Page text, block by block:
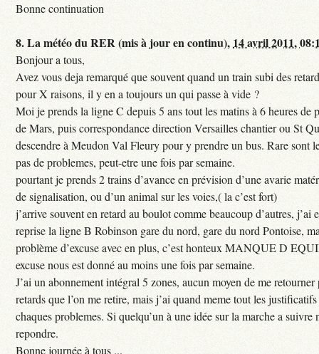
Bonne continuation
8.La météo du RER (mis à jour en continu), 14 avril 2011,
Bonjour a tous,
Avez vous deja remarqué que souvent quand un train subi des
pour X raisons, il y en a toujours un qui passe à vide ?
Moi je prends la ligne C depuis 5 ans tout les matins à 6 heures de
de Mars, puis correspondance direction Versailles chantier ou St
descendre à Meudon Val Fleury pour y prendre un bus. Rare sont
pas de problemes, peut-etre une fois par semaine.
pourtant je prends 2 trains d’avance en prévision d’une avarie
de signalisation, ou d’un animal sur les voies,( la c’est fort)
j’arrive souvent en retard au boulot comme beaucoup d’autres, j’ai
reprise la ligne B Robinson gare du nord, gare du nord Pontoise,
problème d’excuse avec en plus, c’est honteux MANQUE D
excuse nous est donné au moins une fois par semaine.
J’ai un abonnement intégral 5 zones, aucun moyen de me
retards que l’on me retire, mais j’ai quand meme tout les
chaques problemes. Si quelqu’un à une idée sur la marche a suivre
repondre.
Bonne journée à tous ...